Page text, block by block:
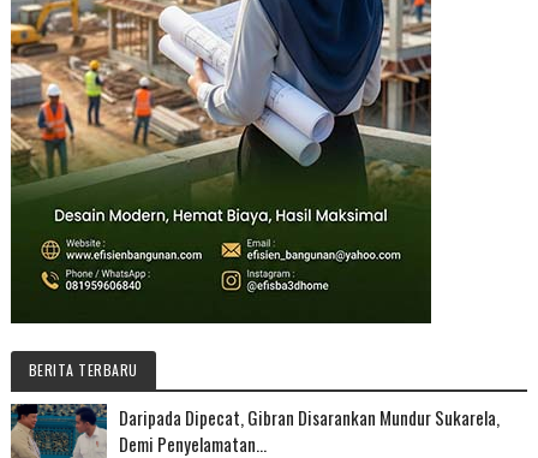
BERITA TERBARU
Daripada Dipecat, Gibran Disarankan Mundur Sukarela,
Demi Penyelamatan...